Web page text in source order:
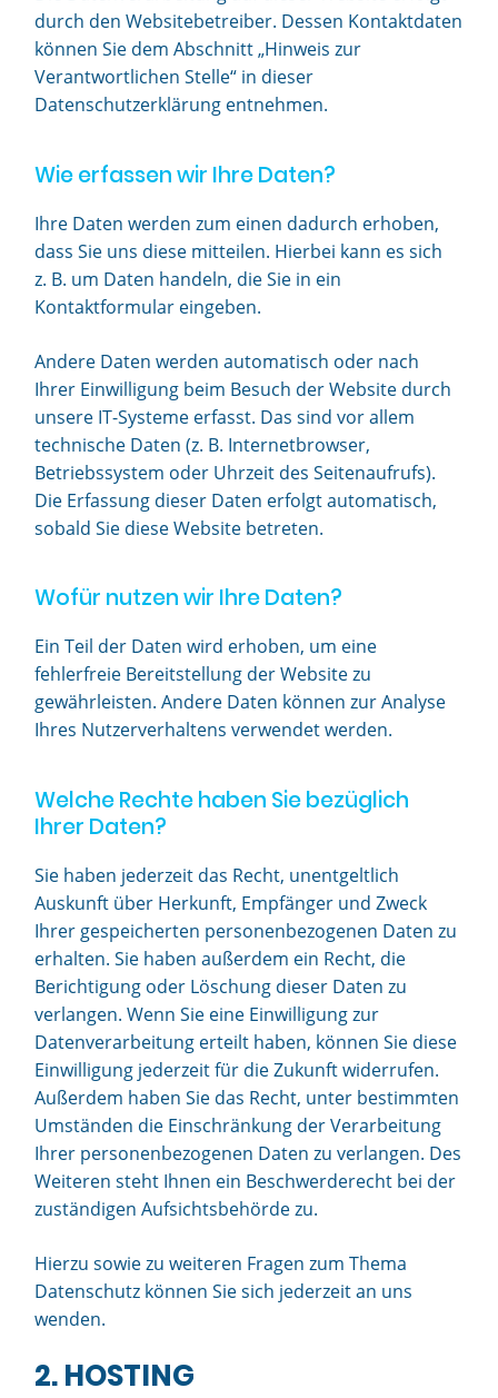
durch den Websitebetreiber. Dessen Kontaktdaten
können Sie dem Abschnitt „Hinweis zur
Verantwortlichen Stelle“ in dieser
Datenschutzerklärung entnehmen.
Wie erfassen wir Ihre Daten?
Ihre Daten werden zum einen dadurch erhoben,
dass Sie uns diese mitteilen. Hierbei kann es sich
z. B. um Daten handeln, die Sie in ein
Kontaktformular eingeben.
Andere Daten werden automatisch oder nach
Ihrer Einwilligung beim Besuch der Website durch
unsere IT-Systeme erfasst. Das sind vor allem
technische Daten (z. B. Internetbrowser,
Betriebssystem oder Uhrzeit des Seitenaufrufs).
Die Erfassung dieser Daten erfolgt automatisch,
sobald Sie diese Website betreten.
Wofür nutzen wir Ihre Daten?
Ein Teil der Daten wird erhoben, um eine
fehlerfreie Bereitstellung der Website zu
gewährleisten. Andere Daten können zur Analyse
Ihres Nutzerverhaltens verwendet werden.
Welche Rechte haben Sie bezüglich
Ihrer Daten?
Sie haben jederzeit das Recht, unentgeltlich
Auskunft über Herkunft, Empfänger und Zweck
Ihrer gespeicherten personenbezogenen Daten zu
erhalten. Sie haben außerdem ein Recht, die
Berichtigung oder Löschung dieser Daten zu
verlangen. Wenn Sie eine Einwilligung zur
Datenverarbeitung erteilt haben, können Sie diese
Einwilligung jederzeit für die Zukunft widerrufen.
Außerdem haben Sie das Recht, unter bestimmten
Umständen die Einschränkung der Verarbeitung
Ihrer personenbezogenen Daten zu verlangen. Des
Weiteren steht Ihnen ein Beschwerderecht bei der
zuständigen Aufsichtsbehörde zu.
Hierzu sowie zu weiteren Fragen zum Thema
Datenschutz können Sie sich jederzeit an uns
wenden.
2. HOSTING